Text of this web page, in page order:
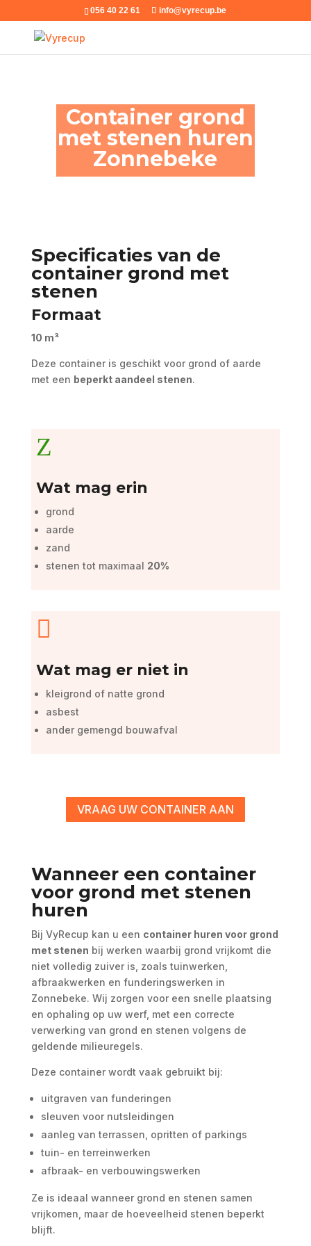
056 40 22 61 info@vyrecup.be
Container grond
met stenen huren
Zonnebeke
Specificaties van de
container grond met
stenen
Formaat
10 m³
Deze container is geschikt voor grond of aarde
met een beperkt aandeel stenen.
Z
Wat mag erin
grond
aarde
zand
stenen tot maximaal 20%

Wat mag er niet in
kleigrond of natte grond
asbest
ander gemengd bouwafval
VRAAG UW CONTAINER AAN
Wanneer een container
voor grond met stenen
huren
Bij VyRecup kan u een container huren voor grond
met stenen bij werken waarbij grond vrijkomt die
niet volledig zuiver is, zoals tuinwerken,
afbraakwerken en funderingswerken in
Zonnebeke. Wij zorgen voor een snelle plaatsing
en ophaling op uw werf, met een correcte
verwerking van grond en stenen volgens de
geldende milieuregels.
Deze container wordt vaak gebruikt bij:
uitgraven van funderingen
sleuven voor nutsleidingen
aanleg van terrassen, opritten of parkings
tuin- en terreinwerken
afbraak- en verbouwingswerken
Ze is ideaal wanneer grond en stenen samen
vrijkomen, maar de hoeveelheid stenen beperkt
blijft.